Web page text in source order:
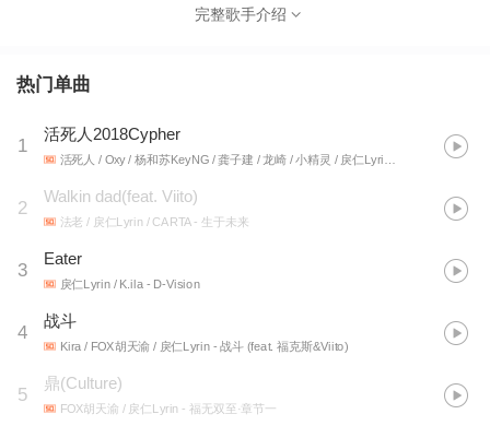
完整歌手介绍
热门单曲
1
活死人2018Cypher
活死人 / Oxy / 杨和苏KeyNG / 龚子建 / 龙崎 / 小精灵 / 戾仁Lyrin / 法老 / Buzzy / 小安迪LilAndyKillThemAll
2
Walkin dad(feat. Viito)
法老 / 戾仁Lyrin / CARTA- 生于未来
3
Eater
戾仁Lyrin / K.ila - D-Vision
4
战斗
Kira / FOX胡天渝 / 戾仁Lyrin- 战斗 (feat. 福克斯&Viito)
5
鼎(Culture)
FOX胡天渝 / 戾仁Lyrin - 福无双至·章节一